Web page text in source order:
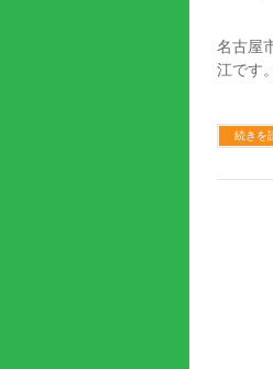
名古屋
江です
続きを